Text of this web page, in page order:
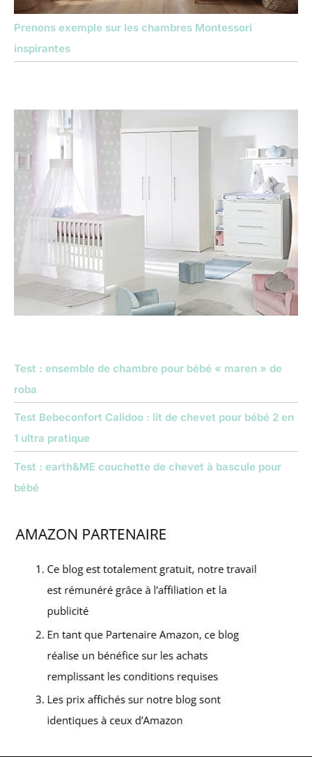
Prenons exemple sur les chambres Montessori
inspirantes
Test : ensemble de chambre pour bébé « maren » de
roba
Test Bebeconfort Calidoo : lit de chevet pour bébé 2 en
1 ultra pratique
Test : earth&ME couchette de chevet à bascule pour
bébé